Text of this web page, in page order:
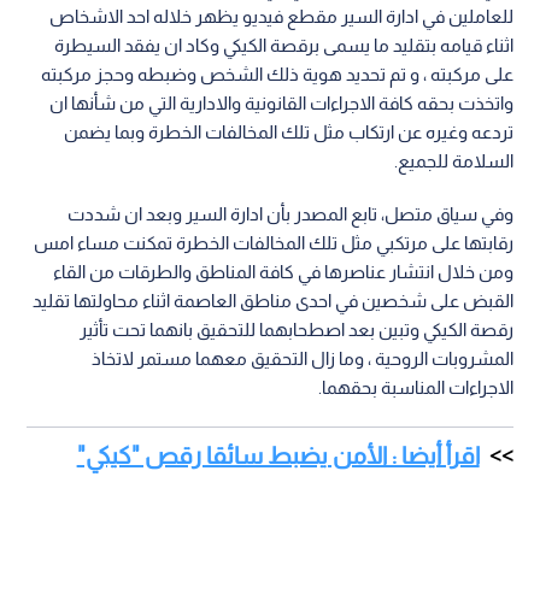
للعاملين في ادارة السير مقطع فيديو يظهر خلاله احد الاشخاص
اثناء قيامه بتقليد ما يسمى برقصة الكيكي وكاد ان يفقد السيطرة
على مركبته ، و تم تحديد هوية ذلك الشخص وضبطه وحجز مركبته
واتخذت بحقه كافة الاجراءات القانونية والادارية التي من شأنها ان
تردعه وغيره عن ارتكاب مثل تلك المخالفات الخطرة وبما يضمن
السلامة للجميع.
وفي سياق متصل، تابع المصدر بأن ادارة السير وبعد ان شددت
رقابتها على مرتكبي مثل تلك المخالفات الخطرة تمكنت مساء امس
ومن خلال انتشار عناصرها في كافة المناطق والطرقات من القاء
القبض على شخصين في احدى مناطق العاصمة اثناء محاولتها تقليد
رقصة الكيكي وتبين بعد اصطحابهما للتحقيق بانهما تحت تأثير
المشروبات الروحية ، وما زال التحقيق معهما مستمر لاتخاذ
الاجراءات المناسبة بحقهما.
اقرأ أيضا : الأمن يضبط سائقا رقص "كيكي"